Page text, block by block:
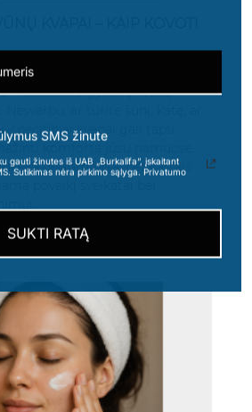
KVAPAI – KAIP KOVOTI
savininkų susiduria su
– nuolatiniu gyvūnų kvapų
specifiniai kvapai gali tapti
komfortą jūsų namuose.
diskomfortą, bet kartais
poveikį sveikatai bei
SMS žinute
gauti žinutes iš UAB „Burkalifa“, įskaitant
Sutikimas nėra pirkimo sąlyga. Privatumo
SUKTI RATĄ